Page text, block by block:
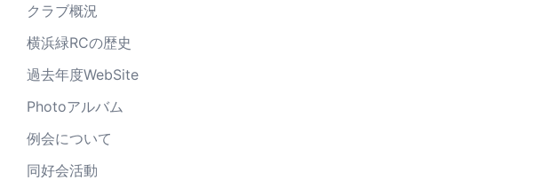
クラブ概況
横浜緑RCの歴史
過去年度WebSite
Photoアルバム
例会について
同好会活動